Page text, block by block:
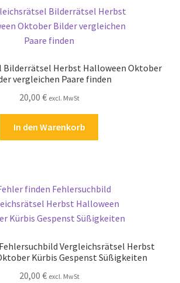
Bilderrätsel Herbst Halloween Oktober
vergleichen Paare finden
20,00 € excl. MwSt
In den Warenkorb
Vergleichsrätsel Herbst
Kürbis Gespenst Süßigkeiten
20,00 € excl. MwSt